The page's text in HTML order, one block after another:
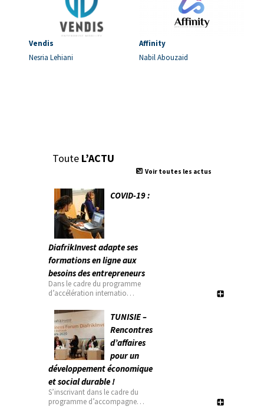
Vendis
Nesria Lehiani
Affinity
Nabil Abouzaid
Toute L’ACTU
Voir toutes les actus
COVID-19 :
DiafrikInvest adapte ses
formations en ligne aux
besoins des entrepreneurs
Dans le cadre du programme
d’accélération internatio…
TUNISIE –
Rencontres
d’affaires
pour un
développement économique
et social durable !
S’inscrivant dans le cadre du
programme d’accompagne…